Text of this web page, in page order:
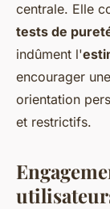
centrale. Elle
tests de
indûment l'
encourager une
orientation
et restrictifs.